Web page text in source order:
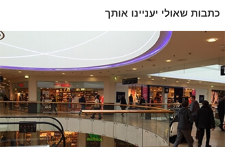
כתבות שאולי יעניינו אותך